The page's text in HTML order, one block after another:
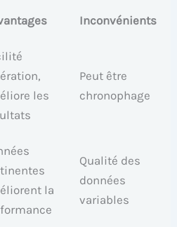
Inconvénients
les
Peut être
chronophage
la
Qualité des
données
variables